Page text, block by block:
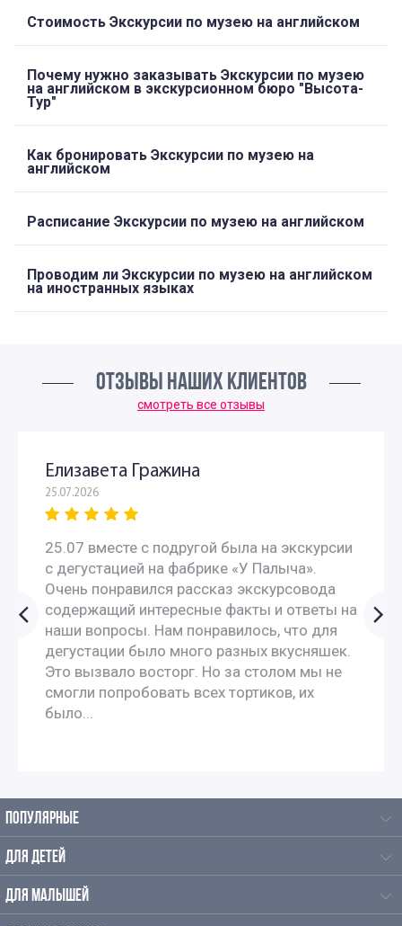
Стоимость Экскурсии по музею на английском
Почему нужно заказывать Экскурсии по музею
на английском в экскурсионном бюро "Высота-
Тур"
Как бронировать Экскурсии по музею на
английском
Расписание Экскурсии по музею на английском
Проводим ли Экскурсии по музею на английском
на иностранных языках
ОТЗЫВЫ НАШИХ КЛИЕНТОВ
смотреть все отзывы
Елизавета Гражина
25.07.2026
25.07 вместе с подругой была на экскурсии
с дегустацией на фабрике «У Палыча».
Очень понравился рассказ экскурсовода
содержащий интересные факты и ответы на
наши вопросы. Нам понравилось, что для
дегустации было много разных вкусняшек.
Это вызвало восторг. Но за столом мы не
смогли попробовать всех тортиков, их
было...
ПОПУЛЯРНЫЕ
ДЛЯ ДЕТЕЙ
ДЛЯ МАЛЫШЕЙ